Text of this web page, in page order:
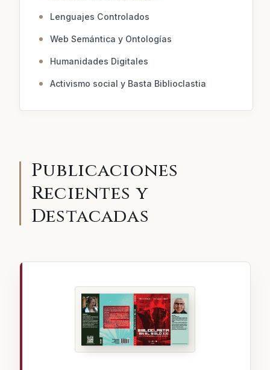
Lenguajes Controlados
Web Semántica y Ontologías
Humanidades Digitales
Activismo social y Basta Biblioclastia
Publicaciones
Recientes y
Destacadas